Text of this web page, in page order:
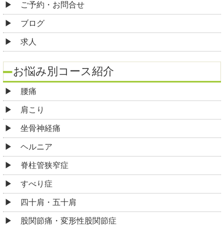
ご予約・お問合せ
ブログ
求人
お悩み別コース紹介
腰痛
肩こり
坐骨神経痛
ヘルニア
脊柱管狭窄症
すべり症
四十肩・五十肩
股関節痛・変形性股関節症